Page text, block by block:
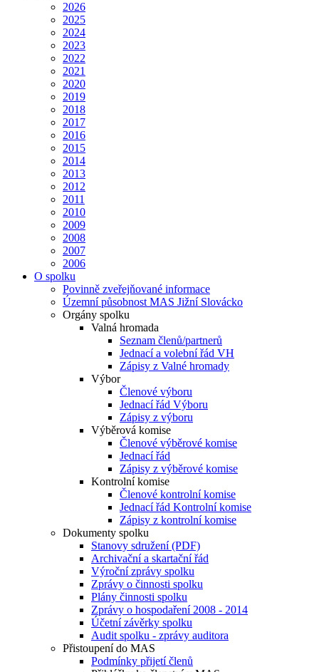
2026
2025
2024
2023
2022
2021
2020
2019
2018
2017
2016
2015
2014
2013
2012
2011
2010
2009
2008
2007
2006
O spolku
Povinně zveřejňované informace
Územní působnost MAS Jižní Slovácko
Orgány spolku
Valná hromada
Seznam členů/partnerů
Jednací a volební řád VH
Zápisy z Valné hromady
Výbor
Členové výboru
Jednací řád Výboru
Zápisy z výboru
Výběrová komise
Členové výběrové komise
Jednací řád
Zápisy z výběrové komise
Kontrolní komise
Členové kontrolní komise
Jednací řád Kontrolní komise
Zápisy z kontrolní komise
Dokumenty spolku
Stanovy sdružení (PDF)
Archivační a skartační řád
Výroční zprávy spolku
Zprávy o činnosti spolku
Plány činnosti spolku
Zprávy o hospodaření 2008 - 2014
Účetní závěrky spolku
Audit spolku - zprávy auditora
Přistoupení do MAS
Podmínky přijetí členů